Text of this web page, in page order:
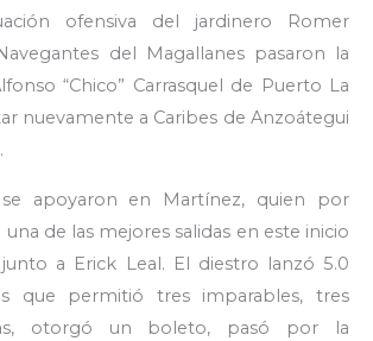
ofensiva del jardinero Romer
del Magallanes pasaron la
“Chico” Carrasquel de Puerto La
nuevamente a Caribes de Anzoátegui
apoyaron en Martínez, quien por
de las mejores salidas en este inicio
a Erick Leal. El diestro lanzó 5.0
que permitió tres imparables, tres
otorgó un boleto, pasó por la